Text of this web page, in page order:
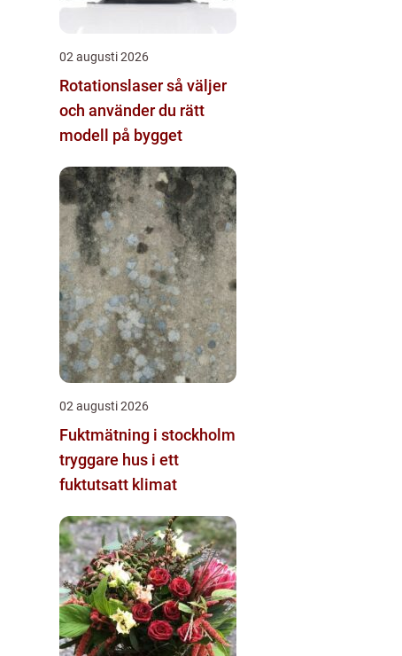
02 augusti 2026
Rotationslaser så väljer
och använder du rätt
modell på bygget
02 augusti 2026
Fuktmätning i stockholm
tryggare hus i ett
fuktutsatt klimat